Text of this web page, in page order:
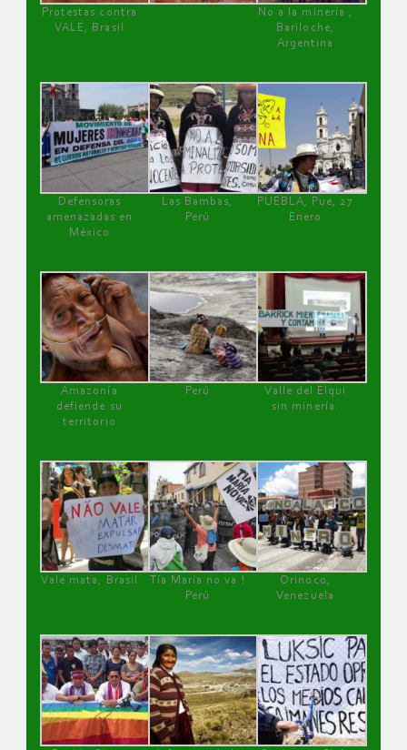
Protestas contra
VALE, Brasil
No a la minería ,
Bariloche,
Argentina
Defensoras
amenazadas en
México
Las Bambas,
Perú
PUEBLA, Pue, 27
Enero
Amazonía
defiende su
territorio
Perú
Valle del Elqui
sin minería.
Vale mata, Brasil
Tía María no va !
Perú
Orinoco,
Venezuela